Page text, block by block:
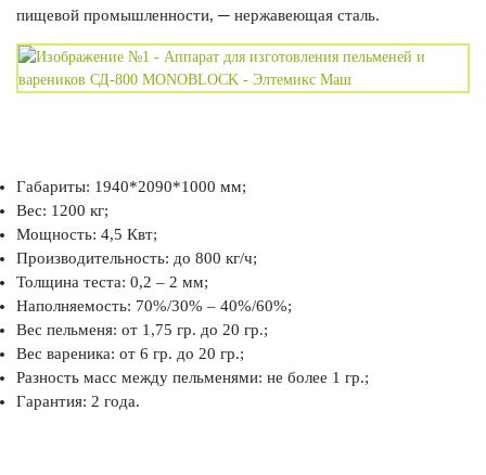
пищевой промышленности, ─ нержавеющая сталь.
Габариты: 1940*2090*1000 мм;
Вес: 1200 кг;
Мощность: 4,5 Квт;
Производительность: до 800 кг/ч;
Толщина теста: 0,2 – 2 мм;
Наполняемость: 70%/30% – 40%/60%;
Вес пельменя: от 1,75 гр. до 20 гр.;
Вес вареника: от 6 гр. до 20 гр.;
Разность масс между пельменями: не более 1 гр.;
Гарантия: 2 года.